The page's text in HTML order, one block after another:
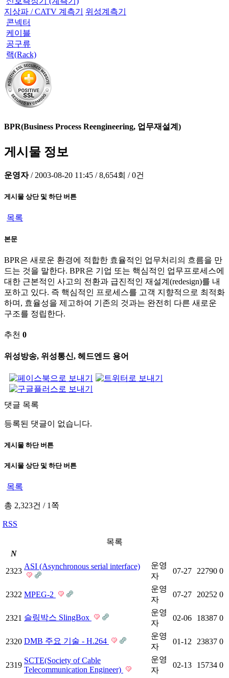
지상파 / CATV 계측기
위성계측기
콘넥터
케이블
공구류
랙(Rack)
BPR(Business Process Reengineering, 업무재설계)
게시물 정보
운영자 / 2003-08-20 11:45 / 8,654회 / 0건
게시물 상단 및 하단 버튼
목록
본문
BPR은 새로운 환경에 적합한 효율적인 업무처리의 흐름을 만
드는 것을 말한다. BPR은 기업 또는 핵심적인 업무프로세스에
대한 근본적인 사고의 전환과 급진적인 재설계(redesign)를 내
포하고 있다. 즉 핵심적인 프로세스를 고객 지향적으로 최적화
하며, 효율성을 제고하여 기존의 것과는 완전히 다른 새로운
구조를 정립한다.
추천 0
위성방송, 위성통신, 헤드엔드 용어
댓글 목록
등록된 댓글이 없습니다.
게시물 하단 버튼
게시물 상단 및 하단 버튼
목록
총 2,323건 /1쪽
RSS
목록
N
2323
ASI (Asynchronous serial interface)
운영
자
07-27 22790 0
2322 MPEG-2
운영
자
07-27 20252 0
2321 슬링박스 SlingBox
운영
자
02-06 18387 0
2320 DMB 주요 기술 - H.264
운영
자
01-12 23837 0
2319
SCTE(Society of Cable
Telecommunication Engineer)
운영
자
02-13 15734 0